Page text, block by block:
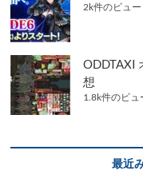
2k件のビュー
ODDTAXI
想
1.8k件のビュ
最近